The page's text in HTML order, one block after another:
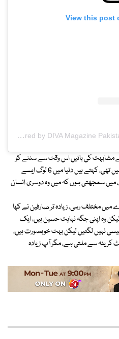
View this post
A post shared by DIVA Magazine Pakistan (@divamagazinepakistan)
مشابہت کی باتیں اس وقت سے سننے کو
مل رہی ہیں جب میں اس فیلڈ میں بھی نہیں تھی، کہتے ہیں دنیا میں 6 لوگ ایسے
سمجھتی ہوں کہ میں وہ دوسری انسان
میں مختلف رہی، زیادہ تر صارفین نے کہا
وہ اپنی جگہ نہایت حسین ہیں، ایک
نہیں لگتیں لیکن بہت خوبصورت ہیں،
کرینہ سے ملتی ہے، مگر آپ زیادہ